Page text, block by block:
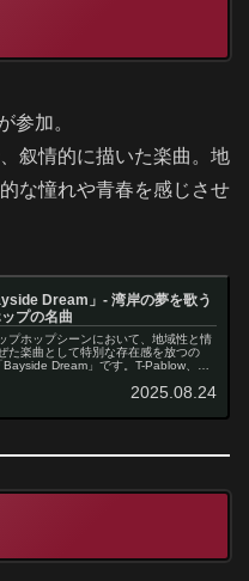
参加。
叙情的に描いた楽曲。地
な憧れや青春を感じさせ
Dream」- 湾岸の夢を歌う
プの名曲
プホップシーンにおいて、地域性と情
た楽曲として特別な存在感を放つの
Dream」です。T-Pablow、Tiji
2025.08.24